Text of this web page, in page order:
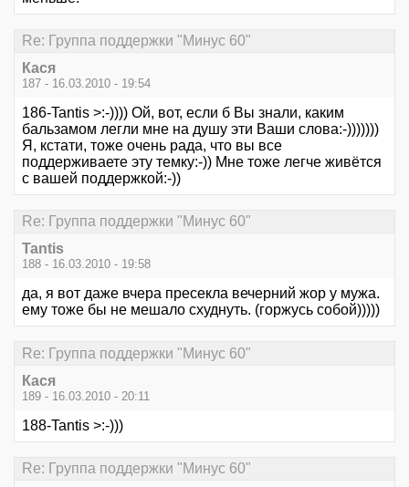
Re: Группа поддержки "Минус 60"
Кася
187 - 16.03.2010 - 19:54
186-Tantis >:-)))) Ой, вот, если б Вы знали, каким
бальзамом легли мне на душу эти Ваши слова:-)))))))
Я, кстати, тоже очень рада, что вы все
поддерживаете эту темку:-)) Мне тоже легче живётся
с вашей поддержкой:-))
Re: Группа поддержки "Минус 60"
Tantis
188 - 16.03.2010 - 19:58
да, я вот даже вчера пресекла вечерний жор у мужа.
ему тоже бы не мешало схуднуть. (горжусь собой)))))
Re: Группа поддержки "Минус 60"
Кася
189 - 16.03.2010 - 20:11
188-Tantis >:-)))
Re: Группа поддержки "Минус 60"